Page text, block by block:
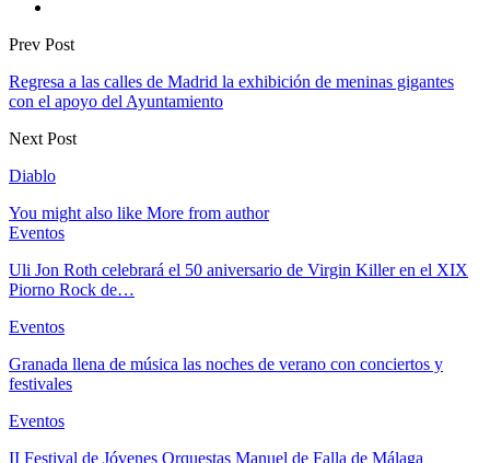
Prev Post
Regresa a las calles de Madrid la exhibición de meninas gigantes
con el apoyo del Ayuntamiento
Next Post
Diablo
You might also like More from author
Eventos
Uli Jon Roth celebrará el 50 aniversario de Virgin Killer en el XIX
Piorno Rock de…
Eventos
Granada llena de música las noches de verano con conciertos y
festivales
Eventos
II Festival de Jóvenes Orquestas Manuel de Falla de Málaga